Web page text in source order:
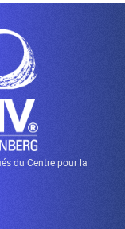
du Centre pour la